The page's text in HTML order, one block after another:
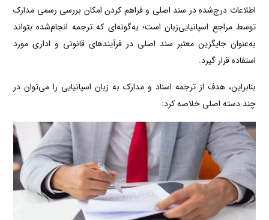
اطلاعات درج‌شده در سند اصلی و فراهم کردن امکان بررسی رسمی مدارک
توسط مراجع اسپانیایی‌زبان است؛ به‌گونه‌ای که ترجمه انجام‌شده بتواند
به‌عنوان جایگزین معتبر سند اصلی در فرآیندهای قانونی و اداری مورد
استفاده قرار گیرد.
بنابراین، هدف از ترجمه اسناد و مدارک به زبان اسپانیایی را می‌توان در
چند دسته اصلی خلاصه کرد: